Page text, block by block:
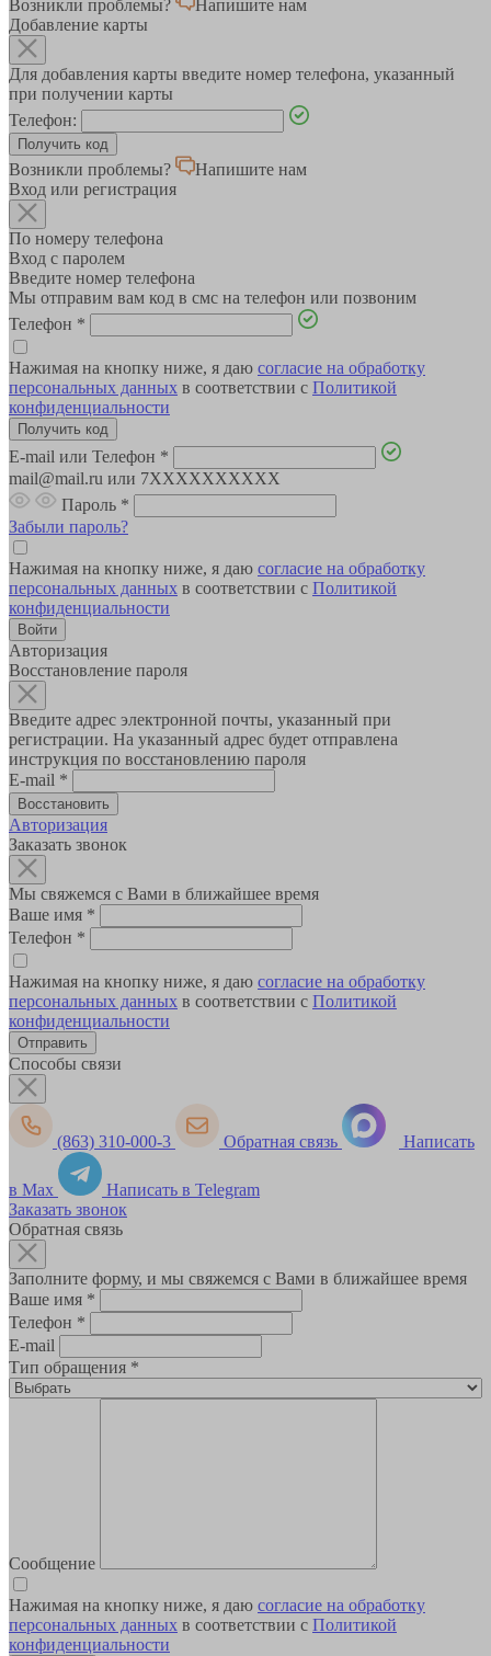
Возникли проблемы?
Напишите нам
Добавление карты
Для добавления карты введите номер телефона, указанный
при получении карты
Телефон:
Возникли проблемы?
Напишите нам
Вход или регистрация
По номеру телефона
Вход с паролем
Введите номер телефона
Мы отправим вам код в смс на телефон или позвоним
Телефон *
Нажимая на кнопку ниже, я даю согласие на обработку
персональных данных в соответствии с Политикой
конфиденциальности
E-mail или Телефон *
mail@mail.ru или 7XXXXXXXXXX
Пароль *
Забыли пароль?
Нажимая на кнопку ниже, я даю согласие на обработку
персональных данных в соответствии с Политикой
конфиденциальности
Авторизация
Восстановление пароля
Введите адрес электронной почты, указанный при
регистрации. На указанный адрес будет отправлена
инструкция по восстановлению пароля
E-mail *
Авторизация
Заказать звонок
Мы свяжемся с Вами в ближайшее время
Ваше имя *
Телефон *
Нажимая на кнопку ниже, я даю согласие на обработку
персональных данных в соответствии с Политикой
конфиденциальности
Способы связи
(863) 310-000-3 Обратная связь Написать
в Max
Написать в Telegram
Заказать звонок
Обратная связь
Заполните форму, и мы свяжемся с Вами в ближайшее время
Ваше имя *
Телефон *
E-mail
Тип обращения *
Сообщение
Нажимая на кнопку ниже, я даю согласие на обработку
персональных данных в соответствии с Политикой
конфиденциальности